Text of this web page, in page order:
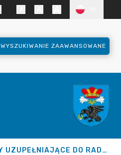
WYSZUKIWANIE ZAAWANSOWANE
WYBORY UZUPEŁNIAJĄCE DO RADY GMINY 2026